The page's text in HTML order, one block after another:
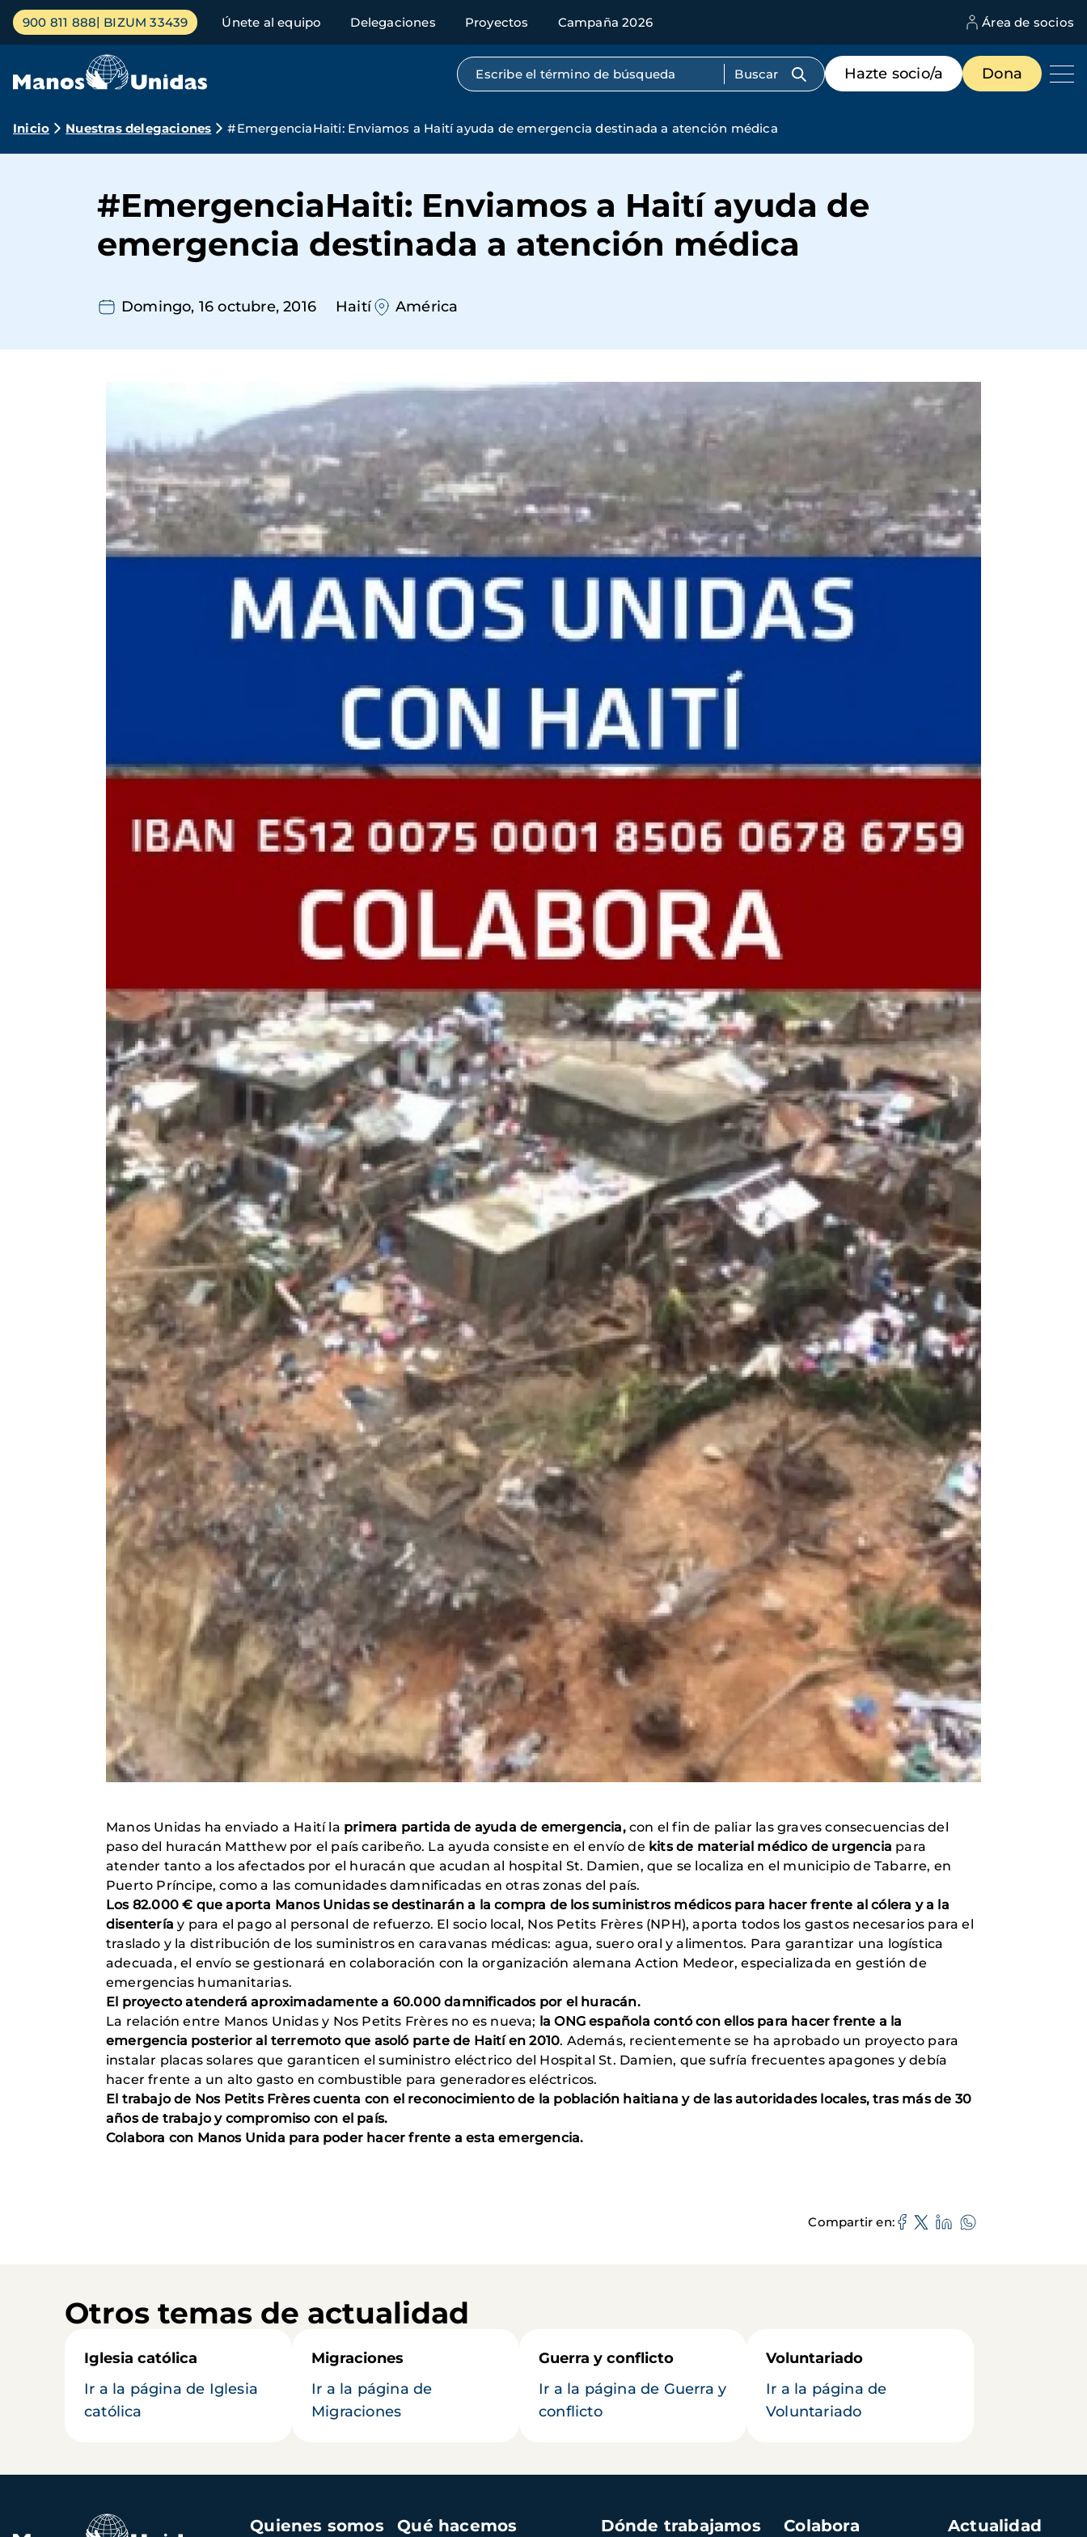
Pasar
contenido
Menú
principal
900 811 888 BIZUM 33439 Únete al equipo Delegaciones Proyectos Campaña 2026 Área de socios
Búsqueda por texto completo
Menú
de
destacados
Hazte socio/a Dona
Ruta
navegación
Inicio Nuestras delegaciones #EmergenciaHaiti: Enviamos a Haití ayuda de emergencia destinada a atención médica
#EmergenciaHaiti: Enviamos a Haití ayuda de
emergencia destinada a atención médica
Domingo, 16 octubre, 2016 Haití América
Manos Unidas ha enviado a Haití la primera partida de ayuda de emergencia,con el fin de paliar las graves consecuencias del
paso del huracán Matthew por el país caribeño. La ayuda consiste en el envío de kits de material médico de urgencia para
atender tanto a los afectados por el huracán que acudan al hospital St. Damien, que se localiza en el municipio de Tabarre, en
Puerto Príncipe, como a las comunidades damnificadas en otras zonas del país.
Los 82.000 € que aporta Manos Unidas se destinarán a la compra de los suministros médicos para hacer frente al cólera y a la
disentería y para el pago al personal de refuerzo. El socio local, Nos Petits Frères (NPH), aporta todos los gastos necesarios para el
traslado y la distribución de los suministros en caravanas médicas: agua, suero oral y alimentos. Para garantizar una logística
adecuada, el envío se gestionará en colaboración con la organización alemana Action Medeor, especializada en gestión de
emergencias humanitarias.
El proyecto atenderá aproximadamente a 60.000 damnificados por el huracán.
La relación entre Manos Unidas y Nos Petits Frères no es nueva; la ONG española contó con ellos para hacer frente a la
emergencia posterior al terremoto que asoló parte de Haití en 2010. Además, recientemente se ha aprobado un proyecto para
instalar placas solares que garanticen el suministro eléctrico del Hospital St. Damien, que sufría frecuentes apagones y debía
hacer frente a un alto gasto en combustible para generadores eléctricos.
El trabajo de Nos Petits Frères cuenta con el reconocimiento de la población haitiana y de las autoridades locales, tras más de 30
años de trabajo y compromiso con el país.
Colabora con Manos Unida para poder hacer frente a esta emergencia.
Compartir en
Otros temas de actualidad
Iglesia católica
Ir a la página de Iglesia
católica
Migraciones
Ir a la página de
Migraciones
Guerra y conflicto
Ir a la página de Guerra y
conflicto
Voluntariado
Ir a la página de
Voluntariado
Navegación
Quienes somos Qué hacemos Dónde trabajamos Colabora Actualidad